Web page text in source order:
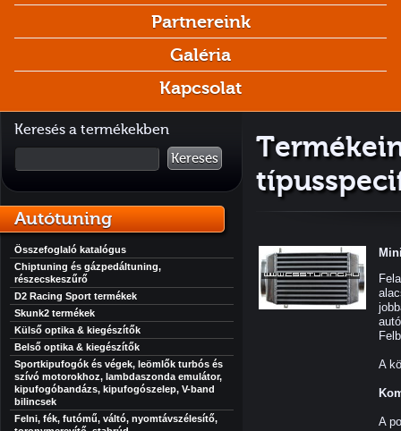
Partnereink
Galéria
Kapcsolat
Keresés a termékekben
Keresés
Autótuning
Összefoglaló katalógus
Chiptuning és gázpedáltuning,
részecskeszűrő
D2 Racing Sport termékek
Skunk2 termékek
Külső optika & kiegészítők
Belső optika & kiegészítők
Sportkipufogók és végek, leömlők turbós és
szívó motorokhoz, lambdaszonda emulátor,
kipufogóbandázs, kipufogószelep, V-band
bilincsek
Felni, fék, futómű, váltó, nyomtávszélesítő,
A
A